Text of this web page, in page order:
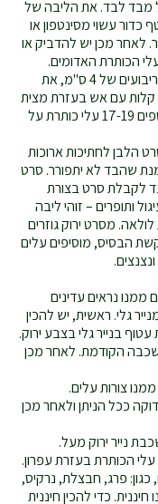
מבד לבד. את הליבה של
עשוי מסינטפון או
לאחר מכן יש להדביק או
הכותרת האדומים.
ליצירת פרחי דרדר, יש לחתוך סרט כחול לריבועים של 4 ס"מ, את
קלות עם אש בעזרת מצית
או גפרורים כדי למנוע התפוררות הבד. אוספים 17-19 עלי כותרת על
הלבן לחתיכות ארוכות
מנת שהבד לא יתפורר. סרט
לקבלת סרט בצורת
ותופרים – זוהי ליבה
מסרט ירוק גוזרים
הבסיס, מוסיפים עלים
ממנו נראים עדינים
גלי. ראשית, יש להכין
בנייר גלי בצבע ירוק.
הקודמת. לאחר מכן
ככל הניתן ולאחר מכן
כגון: פרג, חבצלת, נרקיס,
כדי להכין חיננית